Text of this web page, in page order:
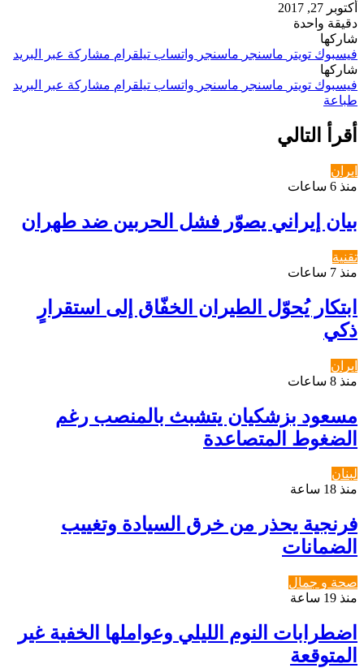
أكتوبر 27, 2017
دقيقة واحدة
شاركها
فيسبوك تويتر ماسنجر ماسنجر واتساب تيلقرام مشاركة عبر البريد
شاركها
فيسبوك تويتر ماسنجر ماسنجر واتساب تيلقرام مشاركة عبر البريد
طباعة
أقرأ التالي
ايران
منذ 6 ساعات
بيان إيراني يصوّر فشل الحربين ضد طهران
تقنية
منذ 7 ساعات
ابتكار يُحوّل الطيران الخفّاق إلى استقرارٍ
ذكي
ايران
منذ 8 ساعات
مسعود بزشكيان يتشبث بالمنصب رغم
الضغوط المتصاعدة
لبنان
منذ 18 ساعة
فرنجية يحذر من خرق السيادة وتغييب
الضمانات
صحة و جمال
منذ 19 ساعة
اضطرابات النوم الليلي وعواملها الخفية غير
المتوقعة